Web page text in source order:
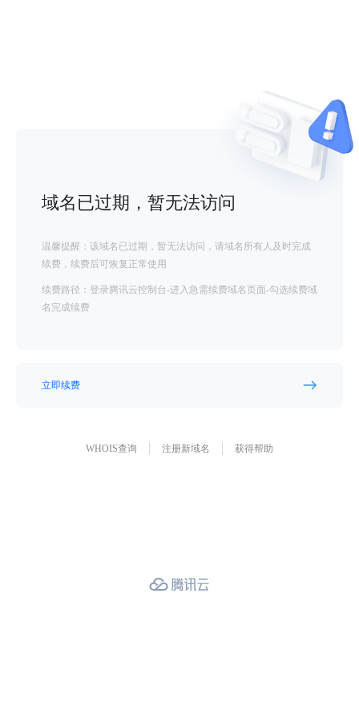
域名已过期，暂无法访问
温馨提醒：该域名已过期，暂无法访问，请域名所有人及时完成
续费，续费后可恢复正常使用
续费路径：登录腾讯云控制台-进入急需续费域名页面-勾选续费域
名完成续费
立即续费
WHOIS查询 注册新域名 获得帮助